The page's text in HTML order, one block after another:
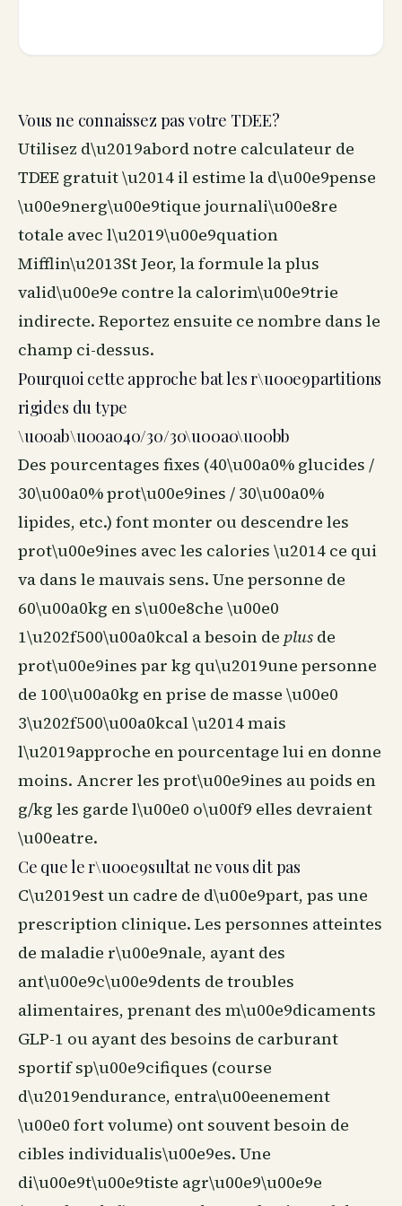
Vous ne connaissez pas votre TDEE?
Utilisez d\u2019abord notre calculateur de
TDEE gratuit\u2014 il estime la d\u00e9pense
\u00e9nerg\u00e9tique journali\u00e8re
totale avec l\u2019\u00e9quation
Mifflin\u2013St Jeor, la formule la plus
valid\u00e9e contre la calorim\u00e9trie
indirecte. Reportez ensuite ce nombre dans le
champ ci-dessus.
Pourquoi cette approche bat les r\u00e9partitions
rigides du type
\u00ab\u00a040/30/30\u00a0\u00bb
Des pourcentages fixes (40\u00a0% glucides /
30\u00a0% prot\u00e9ines / 30\u00a0%
lipides, etc.) font monter ou descendre les
prot\u00e9ines avec les calories \u2014 ce qui
va dans le mauvais sens. Une personne de
60\u00a0kg en s\u00e8che \u00e0
1\u202f500\u00a0kcal a besoin de plus de
prot\u00e9ines par kg qu\u2019une personne
de 100\u00a0kg en prise de masse \u00e0
3\u202f500\u00a0kcal \u2014 mais
l\u2019approche en pourcentage lui en donne
moins. Ancrer les prot\u00e9ines au poids en
g/kg les garde l\u00e0 o\u00f9 elles devraient
\u00eatre.
Ce que le r\u00e9sultat ne vous dit pas
C\u2019est un cadre de d\u00e9part, pas une
prescription clinique. Les personnes atteintes
de maladie r\u00e9nale, ayant des
ant\u00e9c\u00e9dents de troubles
alimentaires, prenant des m\u00e9dicaments
GLP-1 ou ayant des besoins de carburant
sportif sp\u00e9cifiques (course
d\u2019endurance, entra\u00eenement
\u00e0 fort volume) ont souvent besoin de
cibles individualis\u00e9es. Une
di\u00e9t\u00e9tiste agr\u00e9\u00e9e